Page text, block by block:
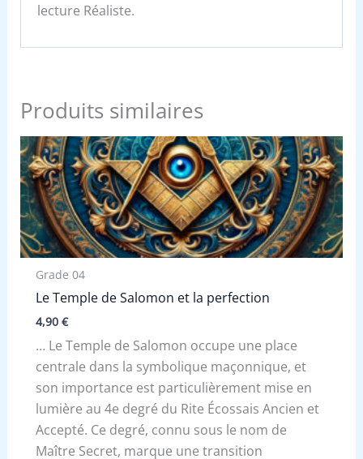
lecture Réaliste.
Produits similaires
Grade 04
Le Temple de Salomon et la perfection
4,90 €
… Le Temple de Salomon occupe une place
centrale dans la symbolique maçonnique, et
son importance est particulièrement mise en
lumière au 4e degré du Rite Écossais Ancien et
Accepté. Ce degré, connu sous le nom de
Maître Secret, marque une transition